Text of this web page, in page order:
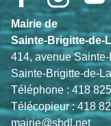
Mairie de
Sainte-Brigitte-de-
414, avenue
Sainte-Brigitte-de-
Téléphone : 418
Télécopieur : 418
mairie@sbdl.net